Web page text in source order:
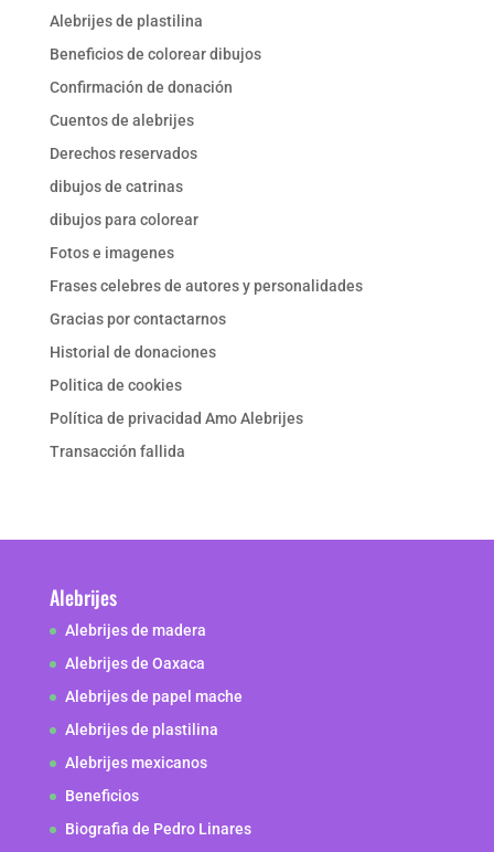
Alebrijes de plastilina
Beneficios de colorear dibujos
Confirmación de donación
Cuentos de alebrijes
Derechos reservados
dibujos de catrinas
dibujos para colorear
Fotos e imagenes
Frases celebres de autores y personalidades
Gracias por contactarnos
Historial de donaciones
Politica de cookies
Política de privacidad Amo Alebrijes
Transacción fallida
Alebrijes
Alebrijes de madera
Alebrijes de Oaxaca
Alebrijes de papel mache
Alebrijes de plastilina
Alebrijes mexicanos
Beneficios
Biografia de Pedro Linares